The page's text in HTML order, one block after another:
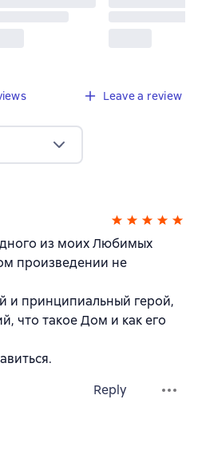
Leave a review
из моих Любимых
произведении не
и принципиальный герой,
что такое Дом и как его
Reply